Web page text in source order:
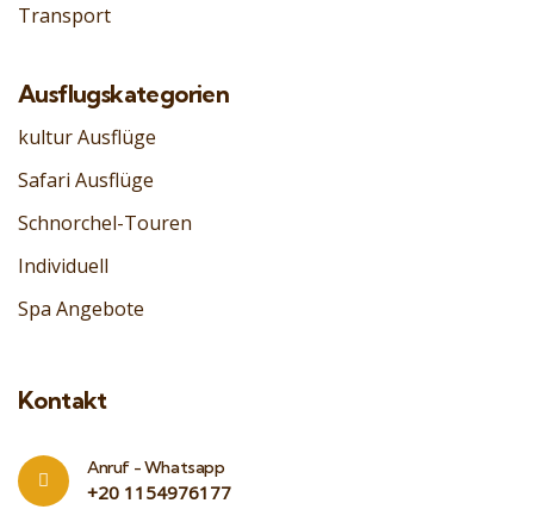
Transport
Ausflugskategorien
kultur Ausflüge
Safari Ausflüge
Schnorchel-Touren
Individuell
Spa Angebote
Kontakt
Anruf - Whatsapp
‎+20 1154976177